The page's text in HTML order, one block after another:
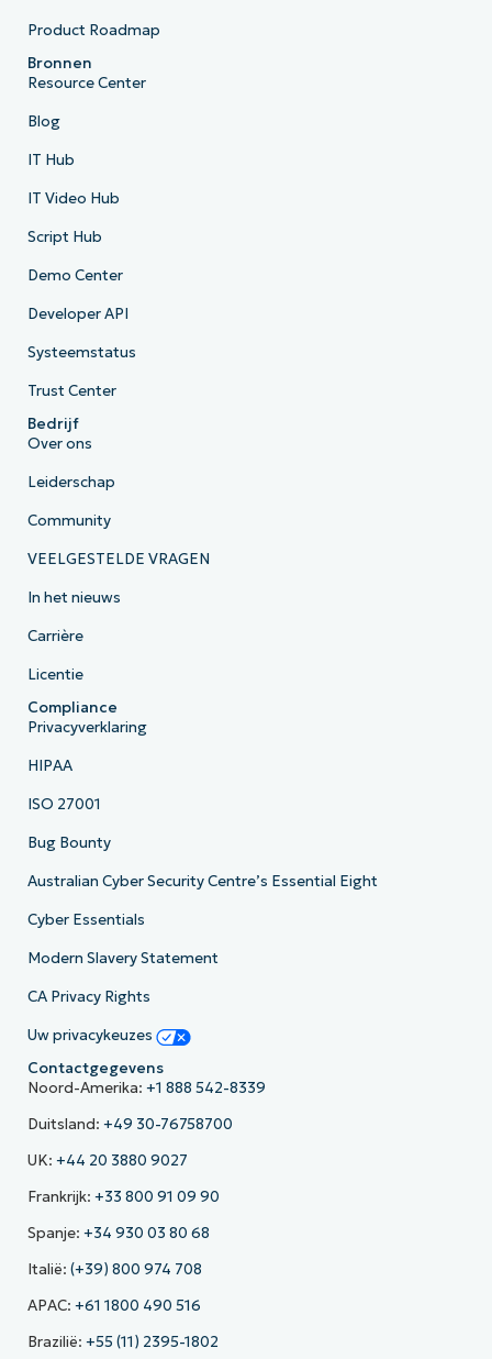
Product Roadmap
Bronnen
Resource Center
Blog
IT Hub
IT Video Hub
Script Hub
Demo Center
Developer API
Systeemstatus
Trust Center
Bedrijf
Over ons
Leiderschap
Community
VEELGESTELDE VRAGEN
In het nieuws
Carrière
Licentie
Compliance
Privacyverklaring
HIPAA
ISO 27001
Bug Bounty
Australian Cyber Security Centre’s Essential Eight
Cyber Essentials
Modern Slavery Statement
CA Privacy Rights
Uw privacykeuzes
Contactgegevens
Noord-Amerika: +1 888 542-8339
Duitsland: +49 30-76758700
UK: +44 20 3880 9027
Frankrijk: +33 800 91 09 90
Spanje: +34 930 03 80 68
Italië: (+39) 800 974 708
APAC: +61 1800 490 516
Brazilië: +55 (11) 2395-1802